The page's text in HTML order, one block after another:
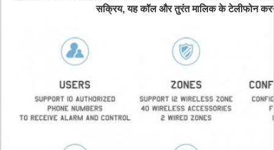
सक्रिय, यह कॉल और तुरंत मालिक के टेलीफोन